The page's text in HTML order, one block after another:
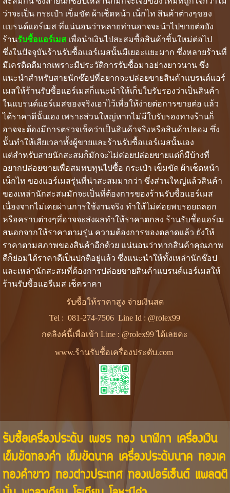
ว่าจะเป็น กระเป๋า เข็มขัด ผ้าเช็ดหน้า เน็กไท สินค้าต่างๆของ
แบรนด์แอร์เมส ที่แน่นอนว่าหลายท่านอาจจะนำไปขายต่อยัง
ร้านรับซื้อแอร์เมสเพื่อนำเงินไปสะสมซื้อสินค้าชิ้นใหม่ต่อไป
ซึ่งในปัจจุบันร้านรับซื้อแอร์เมสนั้นมีเยอะแยะมาก ซึ่งหลายร้านที่
มีเครดิตดีมากเพราะมีประวัติการรับซื้อมาอย่างยาวนาน ซึ่ง
แนะนำสำหรับสายนักซ๊อปที่อยากจะปล่อยขายสินค้าแบรนด์แอร์
เมสให้ร้านรับซื้อแอร์เมสก็แนะนำให้เก็บใบรับรองว่าเป็นสินค้า
ในแบรนด์แอร์เมสของจริงเอาไว้เพื่อให้ง่ายต่อการขายต่อ แล้ว
ได้ราคาดีนั้นเอง เพราะส่วนใหญ่หากไม่มีใบรับรองทางร้านก็
อาจจะต้องมีการตรวจเช็คว่าเป็นสินค้าจริงหรือสินค้าปลอม ซึ่ง
นั้นทำให้เสียเวลาทั้งผู้ขายและร้านรับซื้อแอร์เมสนั้นเอง
แต่สำหรับสายนักสะสมก็มักจะไม่ค่อยปล่อยขายแต่ก็มีบ้างที่
อยากปล่อยขายเพื่อสมทบทุนไปซื้อ กระเป๋า เข็มขัด ผ้าเช็ดหน้า
เน็กไท ของแอร์เมสรุ่นที่น่าสะสมมากว่า ซึ่งส่วนใหญ่แล้วสินค้า
ของเหล่านักสะสมมักจะเป็นที่ต้องการของร้านรับซื้อแอร์เมส
เนื่องจากไม่เคยผ่านการใช้งานจริง ทำให้ไม่ค่อยพบรอยถลอก
หรือคราบต่างๆที่อาจจะส่งผลทำให้ราคาตกลง ร้านรับซื้อแอร์เม
สนอกจากให้ราคาตามรุ่น ความต้องการของตลาดแล้ว ยังให้
ราคาตามสภาพของสินค้าอีกด้วย แน่นอนว่าหากสินค้าคุณภาพ
ดีก็ย่อมได้ราคาดีเป็นปกติอยู่แล้ว ซึ่งแนะนำให้ทั้งเหล่านักช๊อป
และเหล่านักสะสมที่ต้องการปล่อยขายสินค้าแบรนด์แอร์เมสให้
ร้านรับซื้อแอรืเมส เช็คราคา
รับซื้อให้ราคาสูง จ่ายเงินสด
Tel :081-274-7506 Line Id : @rolex99
กดลิงค์นี้เพื่อเข้า Line : @rolex99 ได้เลยคะ
www.ร้านรับซื้อเครื่องประดับ.com
รับซื้อเครื่องประดับ เพชร ทอง นาฬิกา เครื่องเงิน
เข็มขัดทองคำ เข็มขัดนาค เครื่องประดับนาค ทองเค
ทองคำขาว ทองต่างประเทศ ทองเปอร์เซ็นต์ แพลตติ